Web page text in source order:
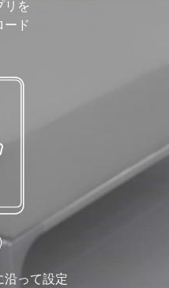
リを
ード
沿って設定